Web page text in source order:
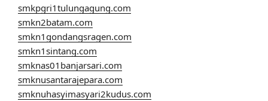
smkpgri1tulungagung.com
smkn2batam.com
smkn1gondangsragen.com
smkn1sintang.com
smknas01banjarsari.com
smknusantarajepara.com
smknuhasyimasyari2kudus.com